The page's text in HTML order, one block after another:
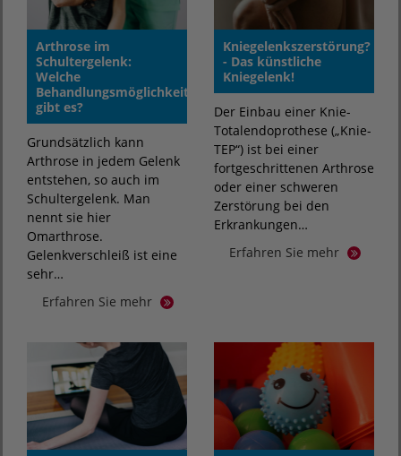
Arthrose im
Schultergelenk:
Welche
Behandlungsmöglichkeiten
gibt es?
Grundsätzlich kann
Arthrose in jedem Gelenk
entstehen, so auch im
Schultergelenk. Man
nennt sie hier
Omarthrose.
Gelenkverschleiß ist eine
sehr…
Erfahren Sie mehr
Kniegelenkszerstörung?
- Das künstliche
Kniegelenk!
Der Einbau einer Knie-
Totalendoprothese („Knie-
TEP“) ist bei einer
fortgeschrittenen Arthrose
oder einer schweren
Zerstörung bei den
Erkrankungen…
Erfahren Sie mehr